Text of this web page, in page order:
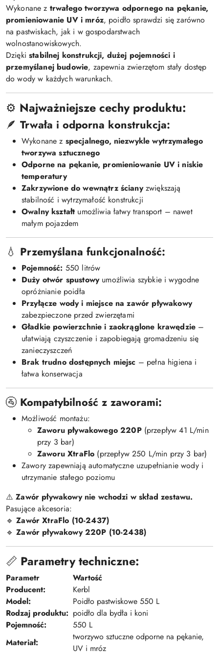
Wykonane z trwałego tworzywa odpornego na pękanie,
promieniowanie UV i mróz, poidło sprawdzi się zarówno
na pastwiskach, jak i w gospodarstwach
wolnostanowiskowych.
Dziękistabilnej konstrukcji, dużej pojemności i
przemyślanej budowie, zapewnia zwierzętom stały dostęp
do wody w każdych warunkach.
⚙️ Najważniejsze cechy produktu:
🪶 Trwała i odporna konstrukcja:
Wykonane z specjalnego, niezwykle wytrzymałego
tworzywa sztucznego
Odporne na pękanie, promieniowanie UV i niskie
temperatury
Zakrzywione do wewnątrz ścianyzwiększają
stabilność i wytrzymałość konstrukcji
Owalny kształt umożliwia łatwy transport – nawet
małym pojazdem
💧 Przemyślana funkcjonalność:
Pojemność: 550 litrów
Duży otwór spustowyumożliwia szybkie i wygodne
opróżnianie poidła
Przyłącze wody i miejsce na zawór pływakowy
zabezpieczone przed zwierzętami
Gładkie powierzchnie i zaokrąglone krawędzie –
ułatwiają czyszczenie i zapobiegają gromadzeniu się
zanieczyszczeń
Brak trudno dostępnych miejsc – pełna higiena i
łatwa konserwacja
🚰 Kompatybilność z zaworami:
Możliwość montażu:
Zaworu pływakowego 220P(przepływ 41 L/min
przy 3 bar)
Zaworu XtraFlo (przepływ 250 L/min przy 3 bar)
Zawory zapewniają automatyczne uzupełnianie wody i
utrzymanie stałego poziomu
⚠️Zawór pływakowy nie wchodzi w skład zestawu.
Pasujące akcesoria:
🔹Zawór XtraFlo (10-2437)
🔹Zawór pływakowy 220P (10-2438)
📏 Parametry techniczne:
Parametr
Wartość
Producent:
Kerbl
Model:
Poidło pastwiskowe 550 L
Rodzaj produktu: poidło dla bydła i koni
Pojemność:
550 L
Materiał:
tworzywo sztuczne odporne na pękanie,
UV i mróz